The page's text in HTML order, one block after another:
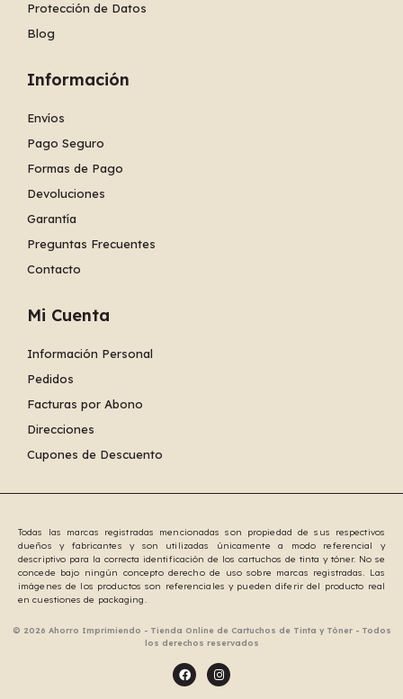
Protección de Datos
Blog
Información
Envíos
Pago Seguro
Formas de Pago
Devoluciones
Garantía
Preguntas Frecuentes
Contacto
Mi Cuenta
Información Personal
Pedidos
Facturas por Abono
Direcciones
Cupones de Descuento
Todas las marcas registradas mencionadas son propiedad de sus respectivos
dueños y fabricantes y son utilizadas únicamente a modo referencial y
descriptivo para la correcta identificación de los cartuchos de tinta y tóner. No se
concede bajo ningún concepto derecho de uso sobre marcas registradas. Las
imágenes de los productos son referenciales y pueden diferir del producto real
en cuestiones de packaging.
© 2026 Ahorro Imprimiendo - Tienda Online de Cartuchos de Tinta y Tóner - Todos
los derechos reservados